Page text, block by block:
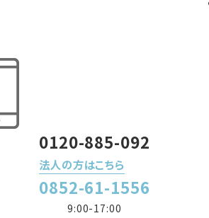
0120-885-092
法人の方はこちら
0852-61-1556
9:00-17:00